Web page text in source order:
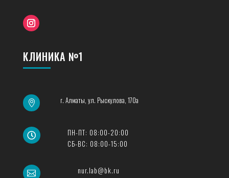
КЛИНИКА №1
 г. Алматы, ул. Рыскулова, 170а

ПН-ПТ: 08:00-20:00
СБ-ВС: 08:00-15:00
 nur.lab@bk.ru